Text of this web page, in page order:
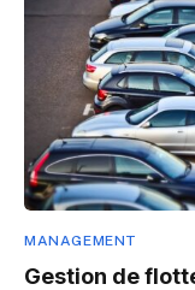
MANAGEMENT
Gestion de